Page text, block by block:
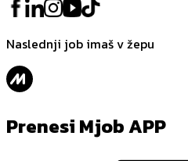
Naslednji job imaš v žepu
Prenesi Mjob APP